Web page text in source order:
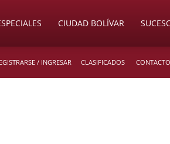
CIUDAD BOLÍVAR
/ INGRESAR CLASIFICADOS CONTACTO